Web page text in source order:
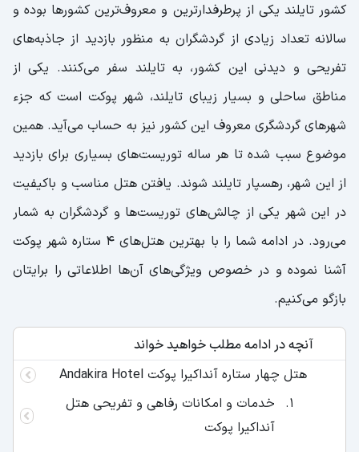
کشور تایلند یکی از پرطرفدار‌ترین و معروف‌ترین کشور‌ها بوده و
سالانه تعداد زیادی از گردشگران به منظور بازدید از جاذبه‌های
تفریحی و دیدنی این کشور، به تایلند سفر می‌کنند. یکی از
مناطق ساحلی و بسیار زیبای تایلند، شهر پوکت است که جزء
شهر‌های گردشگری معروف این کشور نیز به حساب می‌آید. همین
موضوع سبب شده تا هر ساله توریست‌های بسیاری برای بازدید
از این شهر، رهسپار تایلند شوند. یافتن هتل مناسب و باکیفیت
در این شهر یکی از چالش‌های توریست‌ها و گردشگران به شمار
می‌رود. در ادامه شما را با بهترین هتل‌های ۴ ستاره شهر پوکت
آشنا نموده و در خصوص ویژگی‌های آن‌ها اطلاعاتی را برایتان
بازگو می‌کنیم.
آنچه در ادامه مطلب خواهید خواند
هتل چهار ستاره آنداکیرا پوکت Andakira Hotel
خدمات و امکانات رفاهی و تفریحی هتل
آنداکیرا پوکت